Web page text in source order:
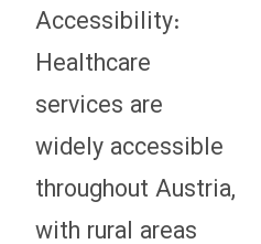
Accessibility:
Healthcare
services are
widely accessible
throughout Austria,
with rural areas